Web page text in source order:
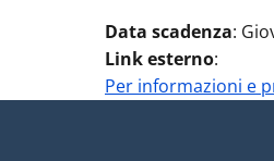
Data scadenza:
Link esterno:
Per informazioni e